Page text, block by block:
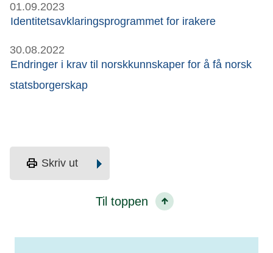
01.09.2023
Identitetsavklaringsprogrammet for irakere
30.08.2022
Endringer i krav til norskkunnskaper for å få norsk
statsborgerskap
print Skriv ut
Til toppen